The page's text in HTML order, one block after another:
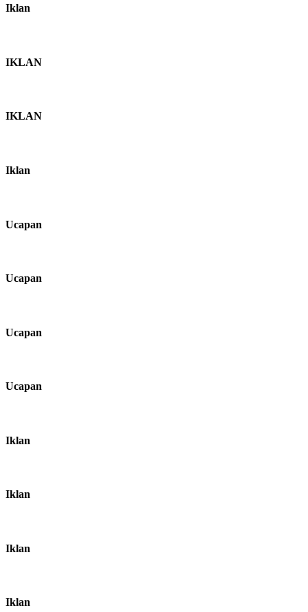
Iklan
IKLAN
IKLAN
Iklan
Ucapan
Ucapan
Ucapan
Ucapan
Iklan
Iklan
Iklan
Iklan